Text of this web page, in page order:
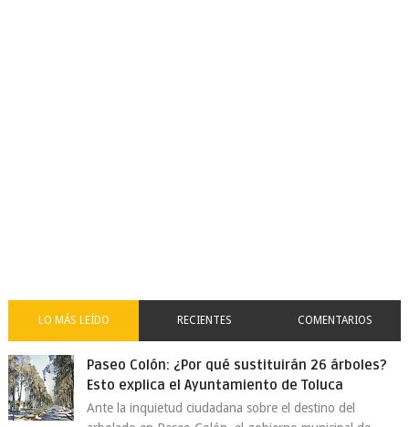
LO MÁS LEÍDO RECIENTES COMENTARIOS
Paseo Colón: ¿Por qué sustituirán 26 árboles?
Esto explica el Ayuntamiento de Toluca
Ante la inquietud ciudadana sobre el destino del